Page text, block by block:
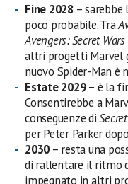
Fine 2028– sarebbe
poco probabile. Tra
Avengers: Secret Wars
altri progetti Marvel
nuovo Spider-Man
Estate 2029– è la
Consentirebbe a
conseguenze di
per Peter Parker
2030 – resta una
di rallentare il ritmo
impegnato in altri